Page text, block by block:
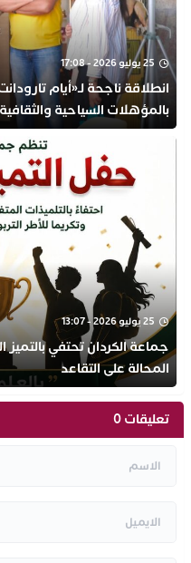
25 يوليو 2026 - 17:08
انطلاقة ناجحة لـ«أيام
بالمؤهلات السياحية
25 يوليو 2026 - 13:07
جماعة الكردان تحتفي بالتميز
المحالة على التقاعد
تعليقات 0